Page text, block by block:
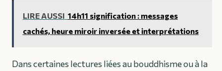
LIRE AUSSI 14h11 signification : messages
cachés, heure miroir inversée et interprétations
Dans certaines lectures liées au bouddhisme ou à la